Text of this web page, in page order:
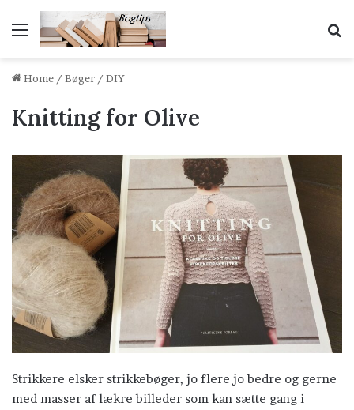
Menu
Home / Bøger / DIY
Knitting for Olive
Strikkere elsker strikkebøger, jo flere jo bedre og gerne
med masser af lækre billeder som kan sætte gang i